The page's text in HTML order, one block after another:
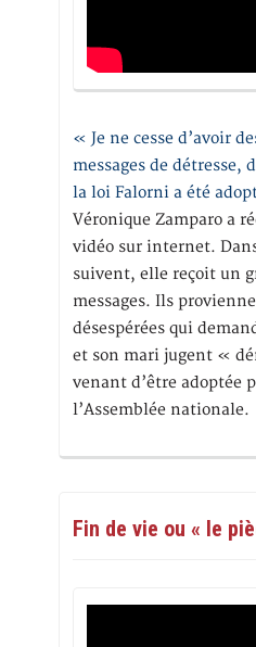
« Je ne cesse d’avoir
messages de détresse,
la loi Falorni a été
Véronique Zamparo a
vidéo sur internet.
suivent, elle reçoit un
messages. Ils
désespérées qui
et son mari jugent «
venant d’être adoptée
l’Assemblée nationale.
Fin de vie ou « le